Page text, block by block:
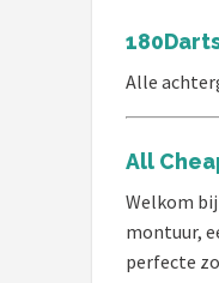
MasterChef
Alle
All
Welkom
montuur,
perfecte